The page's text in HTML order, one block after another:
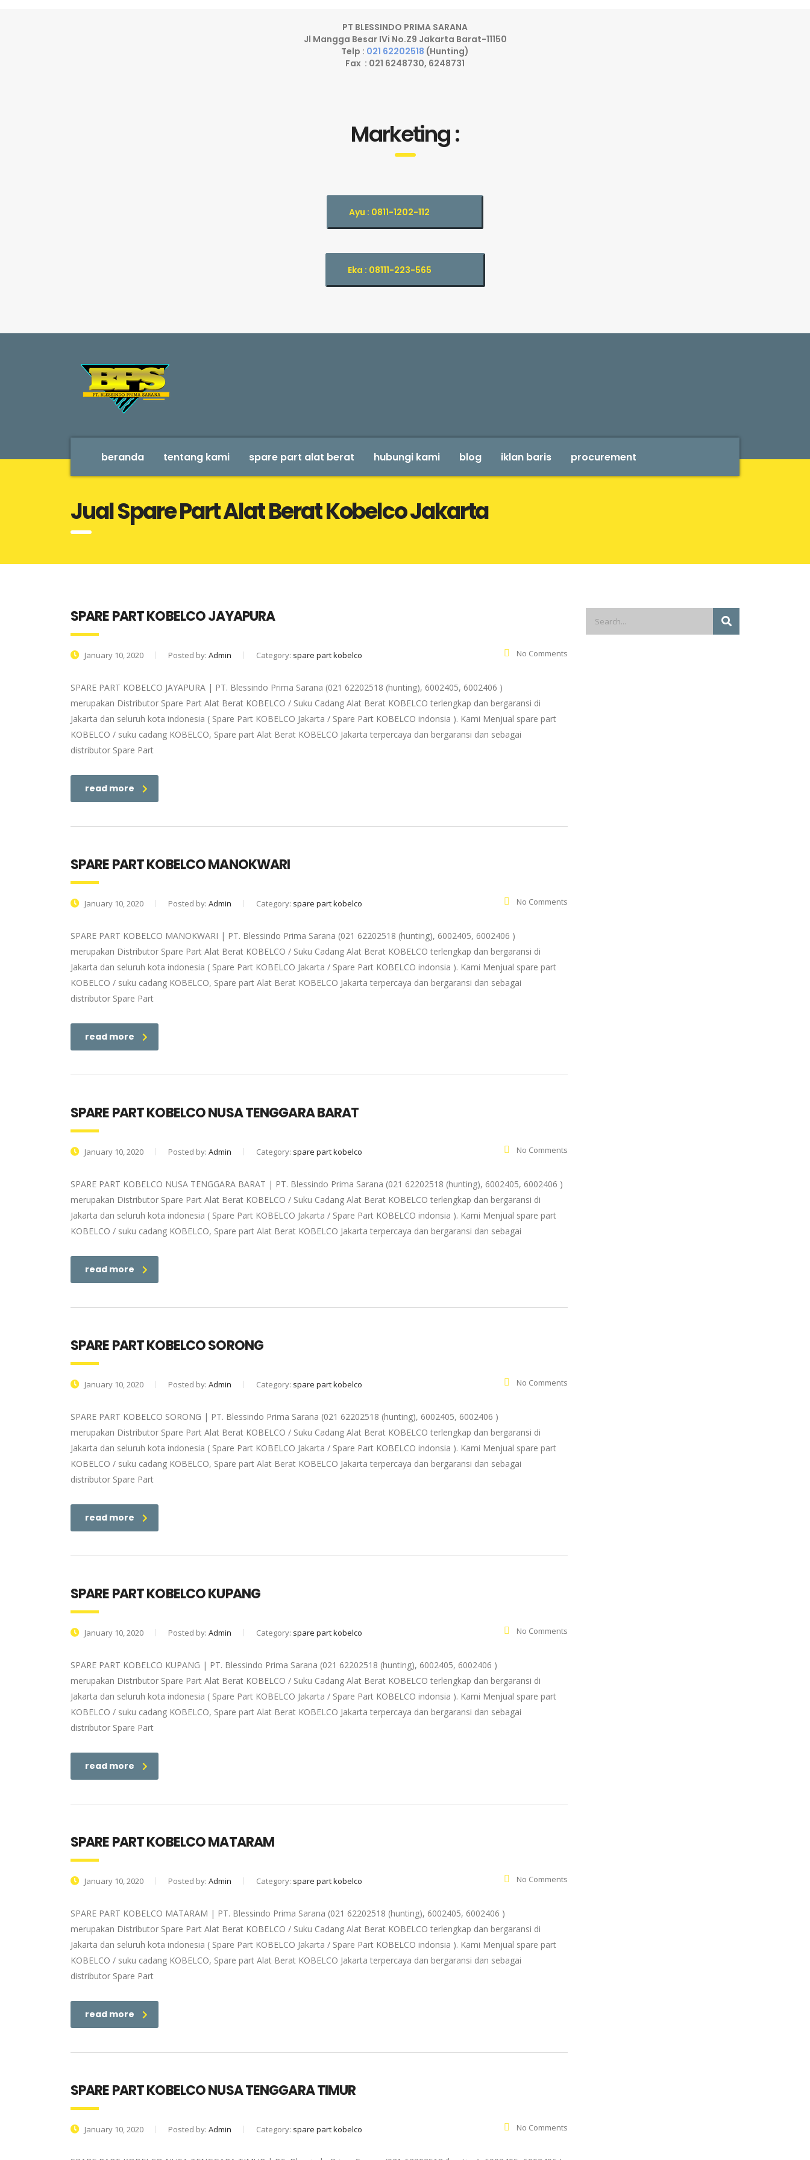
PT BLESSINDO PRIMA SARANA
Jl Mangga Besar IVi No.Z9 Jakarta Barat-11150
Telp : 021 62202518 (Hunting)
Fax : 021 6248730, 6248731
Marketing :
Ayu : 0811-1202-112
Eka : 08111-223-565
beranda tentang kami spare part alat berat hubungi kami blog iklan baris procurement
Jual Spare Part Alat Berat Kobelco Jakarta
SPARE PART KOBELCO JAYAPURA
January 10, 2020 Posted by: Admin Category: spare part kobelco No Comments
SPARE PART KOBELCO JAYAPURA | PT. Blessindo Prima Sarana (021 62202518 (hunting), 6002405, 6002406 )
merupakan Distributor Spare Part Alat Berat KOBELCO / Suku Cadang Alat Berat KOBELCO terlengkap dan bergaransi di
Jakarta dan seluruh kota indonesia ( Spare Part KOBELCO Jakarta / Spare Part KOBELCO indonsia ). Kami Menjual spare part
KOBELCO / suku cadang KOBELCO, Spare part Alat Berat KOBELCO Jakarta terpercaya dan bergaransi dan sebagai
distributor Spare Part
read more
SPARE PART KOBELCO MANOKWARI
January 10, 2020 Posted by: Admin Category: spare part kobelco No Comments
SPARE PART KOBELCO MANOKWARI | PT. Blessindo Prima Sarana (021 62202518 (hunting), 6002405, 6002406 )
merupakan Distributor Spare Part Alat Berat KOBELCO / Suku Cadang Alat Berat KOBELCO terlengkap dan bergaransi di
Jakarta dan seluruh kota indonesia ( Spare Part KOBELCO Jakarta / Spare Part KOBELCO indonsia ). Kami Menjual spare part
KOBELCO / suku cadang KOBELCO, Spare part Alat Berat KOBELCO Jakarta terpercaya dan bergaransi dan sebagai
distributor Spare Part
read more
SPARE PART KOBELCO NUSA TENGGARA BARAT
January 10, 2020 Posted by: Admin Category: spare part kobelco No Comments
SPARE PART KOBELCO NUSA TENGGARA BARAT | PT. Blessindo Prima Sarana (021 62202518 (hunting), 6002405, 6002406 )
merupakan Distributor Spare Part Alat Berat KOBELCO / Suku Cadang Alat Berat KOBELCO terlengkap dan bergaransi di
Jakarta dan seluruh kota indonesia ( Spare Part KOBELCO Jakarta / Spare Part KOBELCO indonsia ). Kami Menjual spare part
KOBELCO / suku cadang KOBELCO, Spare part Alat Berat KOBELCO Jakarta terpercaya dan bergaransi dan sebagai
read more
SPARE PART KOBELCO SORONG
January 10, 2020 Posted by: Admin Category: spare part kobelco No Comments
SPARE PART KOBELCO SORONG | PT. Blessindo Prima Sarana (021 62202518 (hunting), 6002405, 6002406 )
merupakan Distributor Spare Part Alat Berat KOBELCO / Suku Cadang Alat Berat KOBELCO terlengkap dan bergaransi di
Jakarta dan seluruh kota indonesia ( Spare Part KOBELCO Jakarta / Spare Part KOBELCO indonsia ). Kami Menjual spare part
KOBELCO / suku cadang KOBELCO, Spare part Alat Berat KOBELCO Jakarta terpercaya dan bergaransi dan sebagai
distributor Spare Part
read more
SPARE PART KOBELCO KUPANG
January 10, 2020 Posted by: Admin Category: spare part kobelco No Comments
SPARE PART KOBELCO KUPANG | PT. Blessindo Prima Sarana (021 62202518 (hunting), 6002405, 6002406 )
merupakan Distributor Spare Part Alat Berat KOBELCO / Suku Cadang Alat Berat KOBELCO terlengkap dan bergaransi di
Jakarta dan seluruh kota indonesia ( Spare Part KOBELCO Jakarta / Spare Part KOBELCO indonsia ). Kami Menjual spare part
KOBELCO / suku cadang KOBELCO, Spare part Alat Berat KOBELCO Jakarta terpercaya dan bergaransi dan sebagai
distributor Spare Part
read more
SPARE PART KOBELCO MATARAM
January 10, 2020 Posted by: Admin Category: spare part kobelco No Comments
SPARE PART KOBELCO MATARAM | PT. Blessindo Prima Sarana (021 62202518 (hunting), 6002405, 6002406 )
merupakan Distributor Spare Part Alat Berat KOBELCO / Suku Cadang Alat Berat KOBELCO terlengkap dan bergaransi di
Jakarta dan seluruh kota indonesia ( Spare Part KOBELCO Jakarta / Spare Part KOBELCO indonsia ). Kami Menjual spare part
KOBELCO / suku cadang KOBELCO, Spare part Alat Berat KOBELCO Jakarta terpercaya dan bergaransi dan sebagai
distributor Spare Part
read more
SPARE PART KOBELCO NUSA TENGGARA TIMUR
January 10, 2020 Posted by: Admin Category: spare part kobelco No Comments